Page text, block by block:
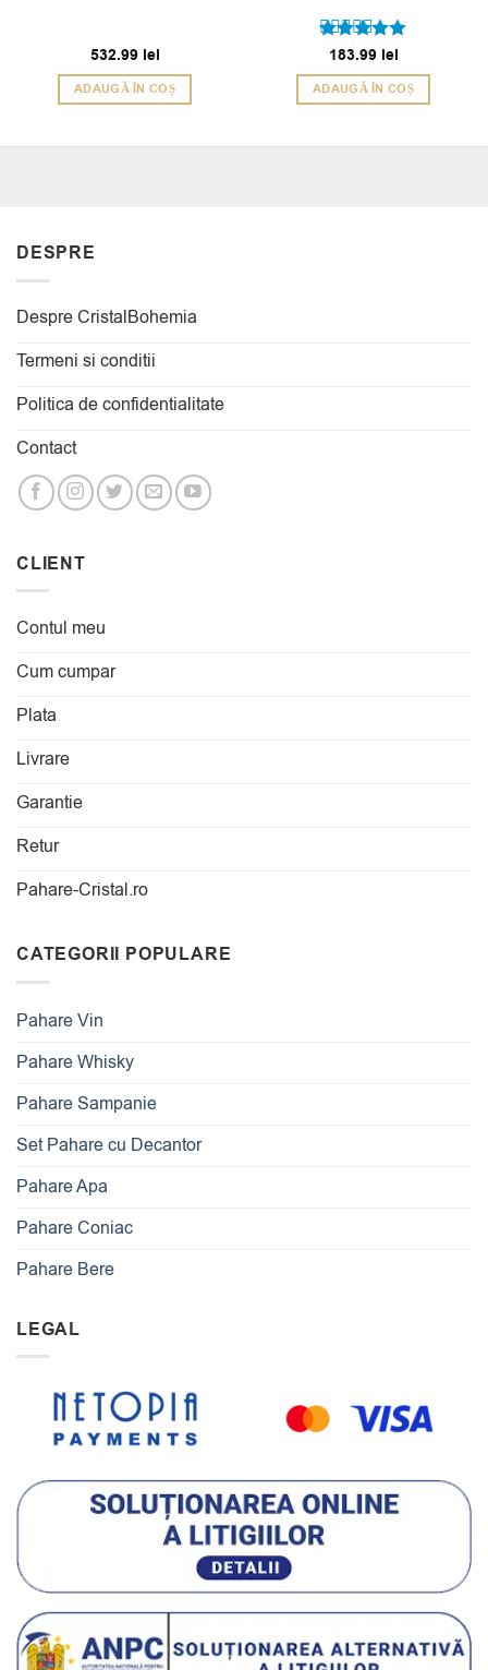
532.99 lei
ADAUGĂ ÎN COȘ
Evaluat la
5din 5
183.99 lei
ADAUGĂ ÎN COȘ
DESPRE
Despre CristalBohemia
Termeni si conditii
Politica de confidentialitate
Contact
CLIENT
Contul meu
Cum cumpar
Plata
Livrare
Garantie
Retur
Pahare-Cristal.ro
CATEGORII POPULARE
Pahare Vin
Pahare Whisky
Pahare Sampanie
Set Pahare cu Decantor
Pahare Apa
Pahare Coniac
Pahare Bere
LEGAL